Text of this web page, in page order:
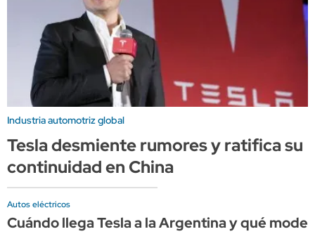
Industria automotriz global
Tesla desmiente rumores y ratifica su
continuidad en China
Autos eléctricos
Cuándo llega Tesla a la Argentina y qué